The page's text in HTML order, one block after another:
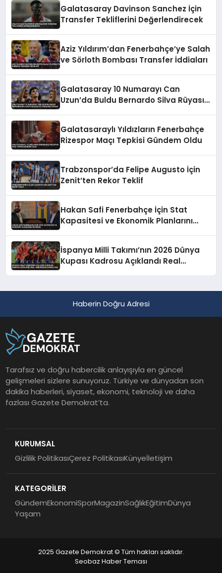
Galatasaray Davinson Sanchez İçin
Transfer Tekliflerini Değerlendirecek
Aziz Yıldırım’dan Fenerbahçe’ye Salah
ve Sörloth Bombası Transfer İddiaları
Galatasaray 10 Numarayı Can
Uzun’da Buldu Bernardo Silva Rüyası
Galatasaraylı Yıldızların Fenerbahçe
Rizespor Maçı Tepkisi Gündem Oldu
Trabzonspor’da Felipe Augusto İçin
Zenit’ten Rekor Teklif
Hakan Safi Fenerbahçe İçin Stat
Kapasitesi ve Ekonomik Planlarını
İspanya Milli Takımı’nın 2026 Dünya
Kupası Kadrosu Açıklandı Real
Haberin Doğru Adresi
Tarafsız ve doğru habercilik anlayışıyla en güncel
gelişmeleri sizlere sunuyoruz. Türkiye ve dünyadan son
dakika haberleri, siyaset, ekonomi, teknoloji ve daha
fazlası Gazete Demokrat’ta.
KURUMSAL
Gizlilik PolitikasıÇerez PolitikasıKünyeİletişim
KATEGORİLER
GündemEkonomiSporMagazinSağlıkEğitimDünya
Yaşam
2025 Gazete Demokrat © Tüm hakları saklıdır.
Seobaz Haber Teması